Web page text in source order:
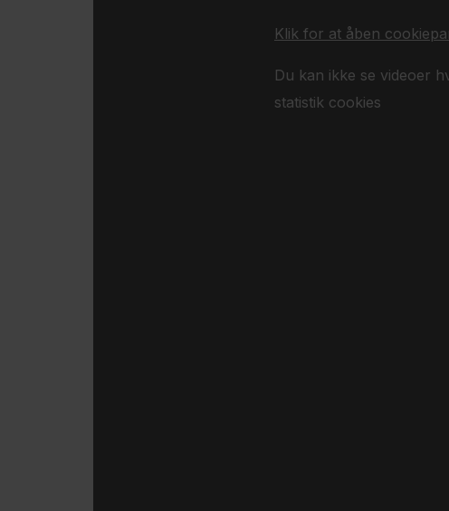
Klik for at åben
Du kan ikke se videoer
statistik cookies